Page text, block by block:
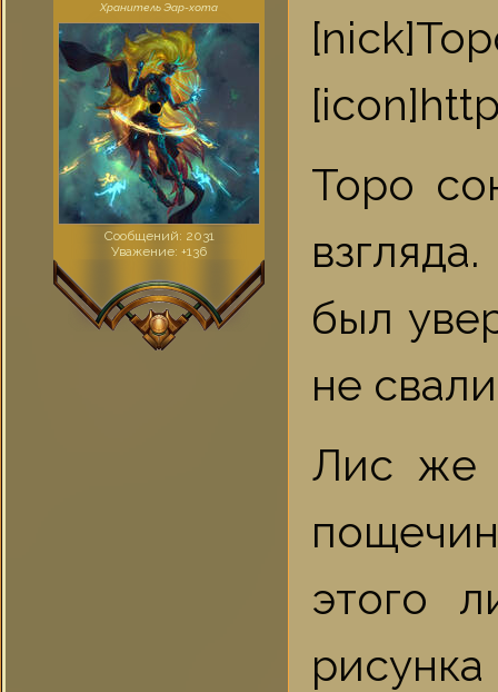
Хранитель Эар-хота
Сообщений: 2031
Уважение: +136
Торо
был
не
Лис же
этого